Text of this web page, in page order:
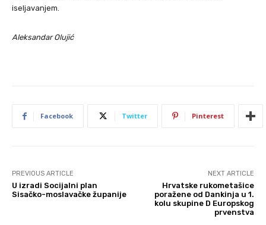
iseljavanjem.
Aleksandar Olujić
Facebook Twitter Pinterest
PREVIOUS ARTICLE
U izradi Socijalni plan
Sisačko-moslavačke županije
NEXT ARTICLE
Hrvatske rukometašice
poražene od Dankinja u 1.
kolu skupine D Europskog
prvenstva